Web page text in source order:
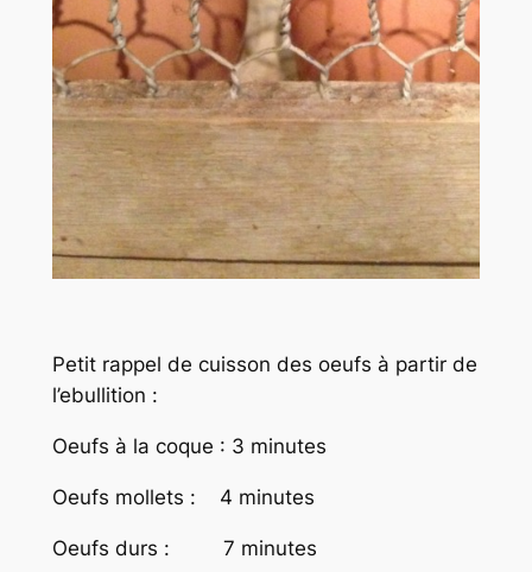
Petit rappel de cuisson des oeufs à partir de
l’ebullition :
Oeufs à la coque : 3 minutes
Oeufs mollets : 4 minutes
Oeufs durs : 7 minutes